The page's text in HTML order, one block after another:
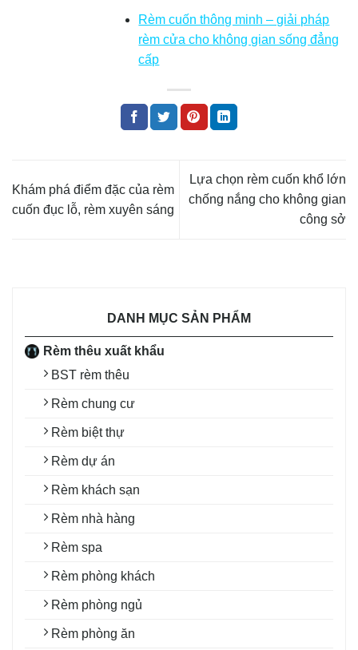
DANH MỤC SẢN PHẨM
Rèm thêu xuất khẩu
BST rèm thêu
Rèm chung cư
Rèm biệt thự
Rèm dự án
Rèm khách sạn
Rèm nhà hàng
Rèm spa
Rèm phòng khách
Rèm phòng ngủ
Rèm phòng ăn
Rèm cuốn thông minh – giải pháp
rèm cửa cho không gian sống đẳng
cấp
Khám phá điểm đặc của rèm
cuốn đục lỗ, rèm xuyên sáng
Lựa chọn rèm cuốn khổ lớn
chống nắng cho không gian
công sở